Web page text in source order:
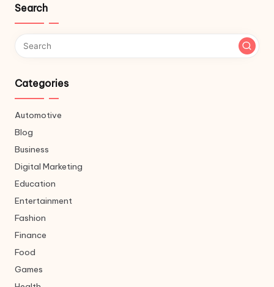
Search
Categories
Automotive
Blog
Business
Digital Marketing
Education
Entertainment
Fashion
Finance
Food
Games